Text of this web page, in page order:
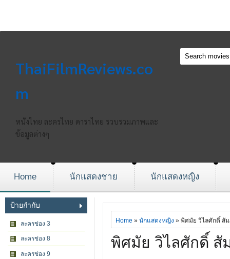
ThaiFilmReviews.co
m
หนังไทย ละครไทย ดาราไทย รวบรวมภาพและ
ข้อมูลต่างๆ
Home นักแสดงชาย นักแสดงหญิง
ป้ายกำกับ
ละครช่อง 3
ละครช่อง 8
ละครช่อง 9
Home » นักแสดงหญิง » พิศมัย วิไลศักดิ์ สั
พิศมัย วิไลศักดิ์